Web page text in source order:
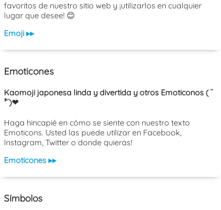
favoritos de nuestro sitio web y ¡utilizarlos en cualquier
lugar que desee! 😊
Emoji ▸▸
Emoticones
Kaomoji japonesa linda y divertida y otros Emoticonos ( ˘
³˘)❤
Haga hincapié en cómo se siente con nuestro texto
Emoticons. Usted las puede utilizar en Facebook,
Instagram, Twitter o donde quieras!
Emoticones ▸▸
Símbolos